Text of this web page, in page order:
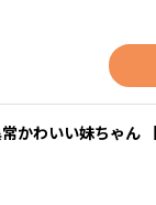
かわいい妹ちゃん